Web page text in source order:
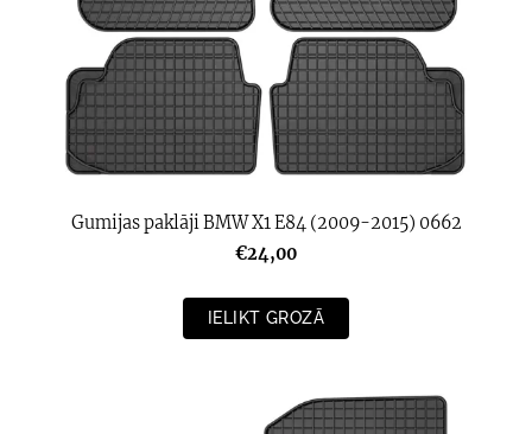
Gumijas paklāji BMW X1 E84 (2009-2015) 0662
€24,00
IELIKT GROZĀ